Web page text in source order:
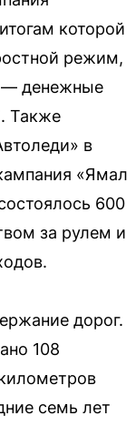
которой
режим,
— денежные
Также
в
«Ямал
600
за рулем и
дорог.
108
семь лет